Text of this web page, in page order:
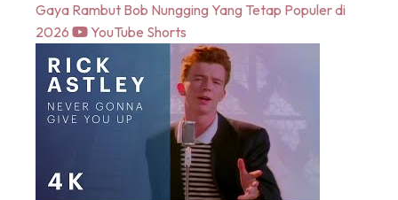
Gaya Rambut Bob Nungging Yang Tetap Populer di
2026
YouTube Shorts